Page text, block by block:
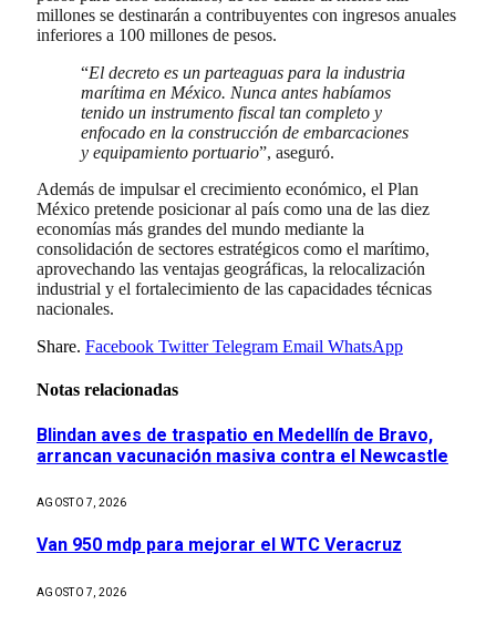
millones se destinarán a contribuyentes con ingresos anuales
inferiores a 100 millones de pesos.
“El decreto es un parteaguas para la industria
marítima en México. Nunca antes habíamos
tenido un instrumento fiscal tan completo y
enfocado en la construcción de embarcaciones
y equipamiento portuario”, aseguró.
Además de impulsar el crecimiento económico, el Plan
México pretende posicionar al país como una de las diez
economías más grandes del mundo mediante la
consolidación de sectores estratégicos como el marítimo,
aprovechando las ventajas geográficas, la relocalización
industrial y el fortalecimiento de las capacidades técnicas
nacionales.
Share. Facebook Twitter Telegram Email WhatsApp
Notas relacionadas
Blindan aves de traspatio en Medellín de Bravo,
arrancan vacunación masiva contra el Newcastle
AGOSTO 7, 2026
Van 950 mdp para mejorar el WTC Veracruz
AGOSTO 7, 2026